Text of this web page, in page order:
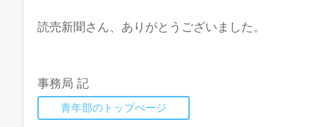
読売新聞さん、ありがとうございました。
事務局 記
青年部のトップぺージ